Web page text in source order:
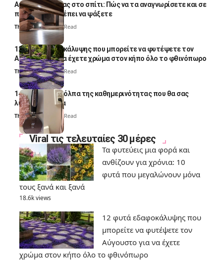
Αυγά κατσαρίδας στο σπίτι: Πώς να τα αναγνωρίσετε και σε
ποια σημεία πρέπει να ψάξετε
Thali Ombre4 Min Read
12 φυτά εδαφοκάλυψης που μπορείτε να φυτέψετε τον
Αύγουστο για να έχετε χρώμα στον κήπο όλο το φθινόπωρο
Thali Ombre7 Min Read
14 πανέξυπνα κόλπα της καθημερινότητας που θα σας
λύσουν τα χέρια
Thali Ombre 6 Min Read
Viral τις τελευταίες 30 μέρες
Τα φυτεύεις μια φορά και
ανθίζουν για χρόνια: 10
φυτά που μεγαλώνουν μόνα
τους ξανά και ξανά
18.6k views
12 φυτά εδαφοκάλυψης που
μπορείτε να φυτέψετε τον
Αύγουστο για να έχετε
χρώμα στον κήπο όλο το φθινόπωρο